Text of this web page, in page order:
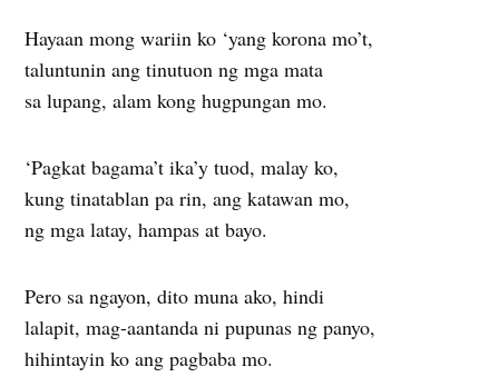
Hayaan mong wariin ko ‘yang korona mo’t,
taluntunin ang tinutuon ng mga mata
sa lupang, alam kong hugpungan mo.
‘Pagkat bagama’t ika’y tuod, malay ko,
kung tinatablan pa rin, ang katawan mo,
ng mga latay, hampas at bayo.
Pero sa ngayon, dito muna ako, hindi
lalapit, mag-aantanda ni pupunas ng panyo,
hihintayin ko ang pagbaba mo.